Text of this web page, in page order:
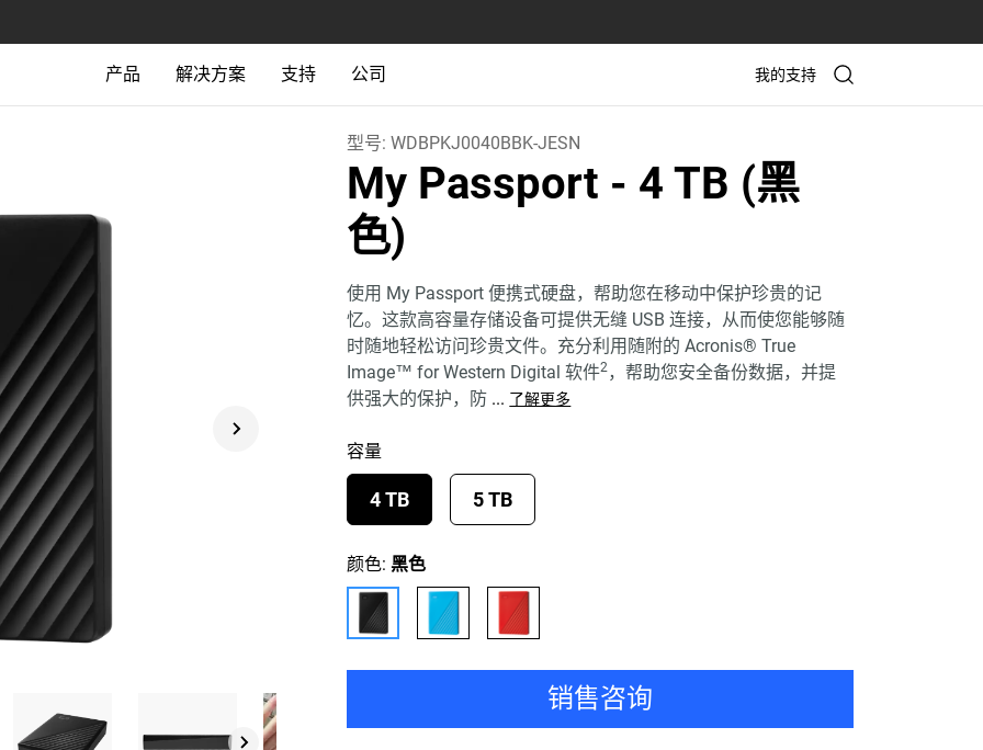
产品 解决方案 支持 公司 我的支持
型号:WDBPKJ0040BBK-JESN
My Passport - 4 TB (黑
色)
使用 My Passport 便携式硬盘，帮助您在移动中保护珍贵的记
忆。这款高容量存储设备可提供无缝 USB 连接，从而使您能够随
时随地轻松访问珍贵文件。充分利用随附的 Acronis® True
Image™ for Western Digital 软件2，帮助您安全备份数据，并提
供强大的保护，防 ... 了解更多
容量
4 TB 5 TB
颜色:黑色
销售咨询